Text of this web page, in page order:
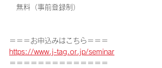
無料（事前登録制）
＝＝＝お申込みはこちら＝＝＝
https://www.j-tag.or.jp/seminar
＝＝＝＝＝＝＝＝＝＝＝＝＝＝